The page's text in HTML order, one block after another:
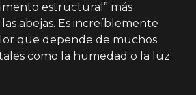
estructural” más
abejas. Es increíblemente
que depende de muchos
como la humedad o la luz